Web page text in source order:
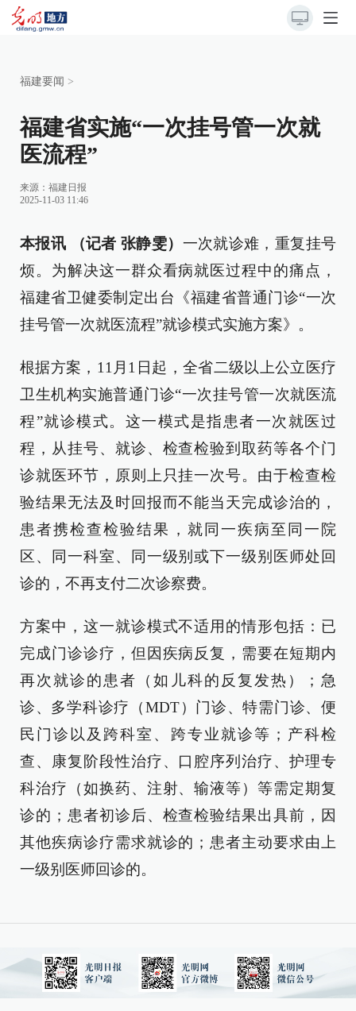
福建要闻 >
福建省实施“一次挂号管一次就
医流程”
来源： 福建日报
2025-11-03 11:46
本报讯 （记者 张静雯） 一次就诊难，重复挂号
烦。为解决这一群众看病就医过程中的痛点，
福建省卫健委制定出台《福建省普通门诊“一次
挂号管一次就医流程”就诊模式实施方案》。
根据方案，11月1日起，全省二级以上公立医疗
卫生机构实施普通门诊“一次挂号管一次就医流
程”就诊模式。这一模式是指患者一次就医过
程，从挂号、就诊、检查检验到取药等各个门
诊就医环节，原则上只挂一次号。由于检查检
验结果无法及时回报而不能当天完成诊治的，
患者携检查检验结果，就同一疾病至同一院
区、同一科室、同一级别或下一级别医师处回
诊的，不再支付二次诊察费。
方案中，这一就诊模式不适用的情形包括：已
完成门诊诊疗，但因疾病反复，需要在短期内
再次就诊的患者（如儿科的反复发热）；急
诊、多学科诊疗（MDT）门诊、特需门诊、便
民门诊以及跨科室、跨专业就诊等；产科检
查、康复阶段性治疗、口腔序列治疗、护理专
科治疗（如换药、注射、输液等）等需定期复
诊的；患者初诊后、检查检验结果出具前，因
其他疾病诊疗需求就诊的；患者主动要求由上
一级别医师回诊的。